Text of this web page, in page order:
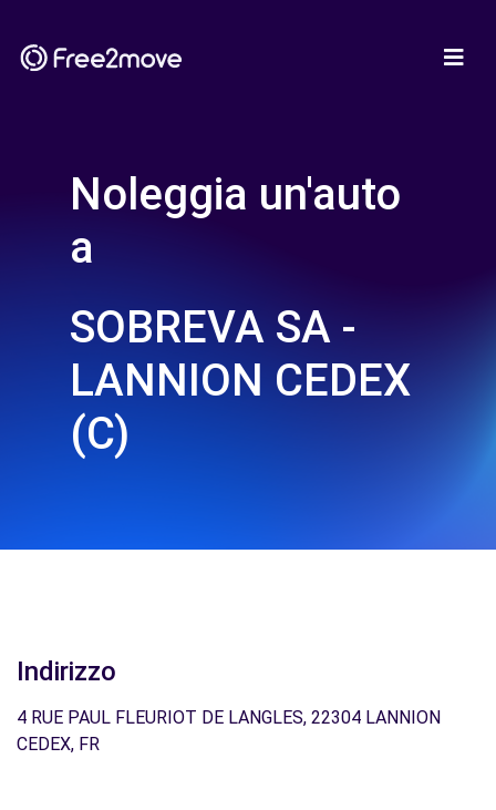
Noleggia un'auto
a
SOBREVA SA -
LANNION CEDEX
(C)
Indirizzo
4 RUE PAUL FLEURIOT DE LANGLES, 22304 LANNION
CEDEX, FR